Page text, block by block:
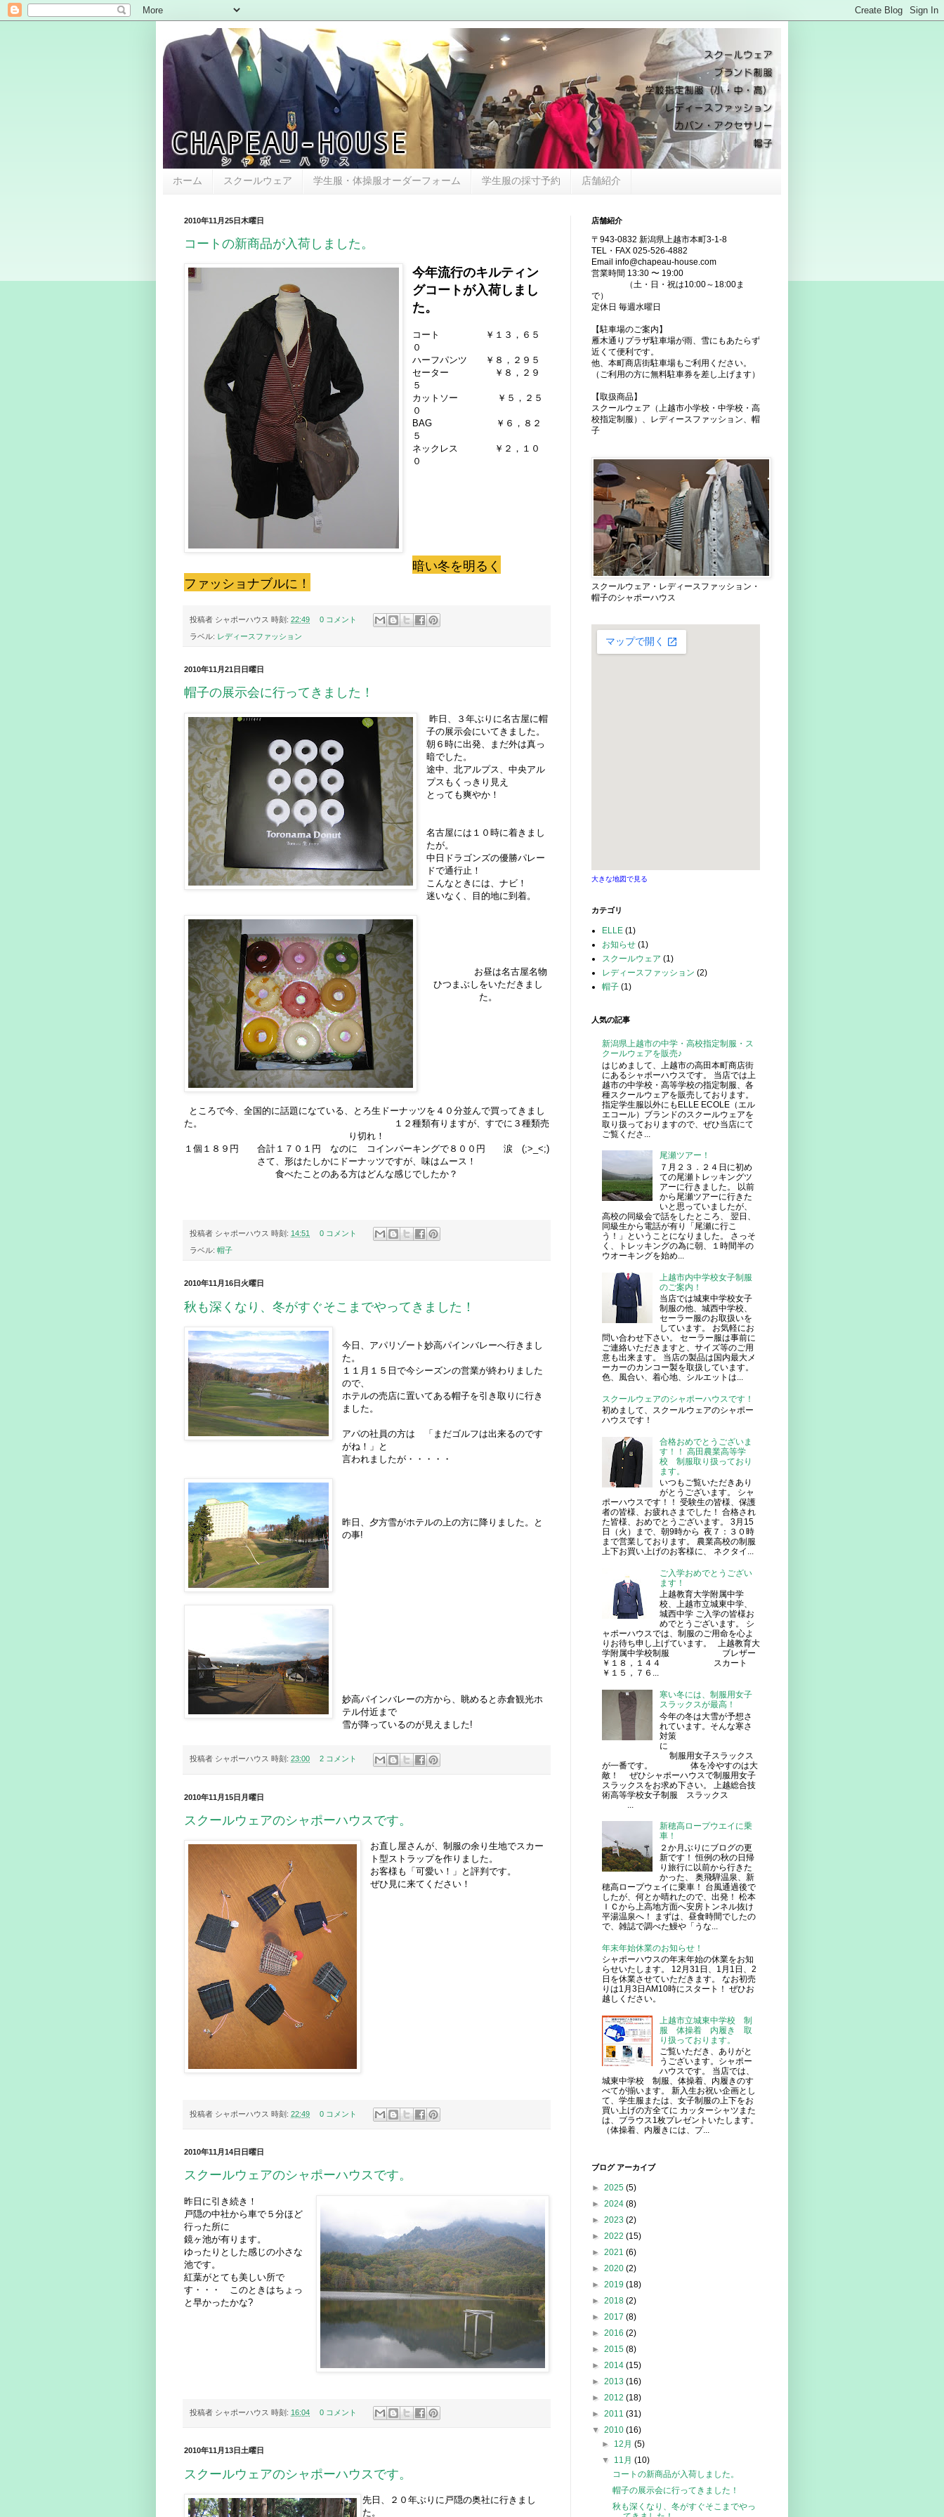
ホーム スクールウェア 学生服・体操服オーダーフォーム 学生服の採寸予約 店舗紹介
2010年11月25日木曜日
コートの新商品が入荷しました。
今年流行のキルティン
グコートが入荷しまし
た。
コート ￥１３，６５
０
ハーフパンツ ￥８，２９５
セーター ￥８，２９
５
カットソー ￥５，２５
０
BAG ￥６，８２
５
ネックレス ￥２，１０
０
暗い冬を明るく
ファッショナブルに！
投稿者 シャポーハウス 時刻: 22:49 0 コメント
ラベル: レディースファッション
2010年11月21日日曜日
帽子の展示会に行ってきました！
昨日、３年ぶりに名古屋に帽
子の展示会にいてきました。
朝６時に出発、まだ外は真っ
暗でした。
途中、北アルプス、中央アル
プスもくっきり見え
とっても爽やか！
名古屋には１０時に着きまし
たが。
中日ドラゴンズの優勝パレー
ドで通行止！
こんなときには、ナビ！
迷いなく、目的地に到着。
お昼は名古屋名物
ひつまぶしをいただきまし
た。
ところで今、全国的に話題になている、とろ生ドーナッツを４０分並んで買ってきまし
た。 １２種類有りますが、すでに３種類売
り切れ！
１個１８９円 合計１７０１円 なのに コインパーキングで８００円 涙 (;>_<;)
さて、形はたしかにドーナッツですが、味はムース！
食べたことのある方はどんな感じでしたか？
投稿者 シャポーハウス 時刻: 14:51 0 コメント
ラベル: 帽子
2010年11月16日火曜日
秋も深くなり、冬がすぐそこまでやってきました！
今日、アパリゾート妙高パインバレーへ行きまし
た。
１１月１５日で今シーズンの営業が終わりました
ので、
ホテルの売店に置いてある帽子を引き取りに行き
ました。
アパの社員の方は 「まだゴルフは出来るのです
がね！」と
言われましたが・・・・・
昨日、夕方雪がホテルの上の方に降りました。と
の事!
妙高パインバレーの方から、眺めると赤倉観光ホ
テル付近まで
雪が降っているのが見えました!
投稿者 シャポーハウス 時刻: 23:00 2 コメント
2010年11月15日月曜日
スクールウェアのシャポーハウスです。
お直し屋さんが、制服の余り生地でスカー
ト型ストラップを作りました。
お客様も「可愛い！」と評判です。
ぜひ見に来てください！
投稿者 シャポーハウス 時刻: 22:49 0 コメント
2010年11月14日日曜日
スクールウェアのシャポーハウスです。
昨日に引き続き！
戸隠の中社から車で５分ほど
行った所に
鏡ヶ池が有ります。
ゆったりとした感じの小さな
池です。
紅葉がとても美しい所で
す・・・ このときはちょっ
と早かったかな?
投稿者 シャポーハウス 時刻: 16:04 0 コメント
2010年11月13日土曜日
スクールウェアのシャポーハウスです。
先日、２０年ぶりに戸隠の奥社に行きまし
た。
店舗紹介
〒943-0832 新潟県上越市本町3-1-8
TEL・FAX 025-526-4882
Email info@chapeau-house.com
営業時間 13:30 〜 19:00
（土・日・祝は10:00～18:00ま
で）
定休日 毎週水曜日
【駐車場のご案内】
雁木通りプラザ駐車場が雨、雪にもあたらず
近くて便利です。
他、本町商店街駐車場もご利用ください。
（ご利用の方に無料駐車券を差し上げます）
【取扱商品】
スクールウェア（上越市小学校・中学校・高
校指定制服）、レディースファッション、帽
子
スクールウェア・レディースファッション・
帽子のシャポーハウス
大きな地図で見る
カテゴリ
ELLE (1)
お知らせ (1)
スクールウェア (1)
レディースファッション (2)
帽子 (1)
人気の記事
新潟県上越市の中学・高校指定制服・ス
クールウェアを販売♪
はじめまして、上越市の高田本町商店街
にあるシャポーハウスです。 当店では上
越市の中学校・高等学校の指定制服、各
種スクールウェアを販売しております。
指定学生服以外にもELLE ECOLE（エル
エコール）ブランドのスクールウェアを
取り扱っておりますので、ぜひ当店にて
ご覧くださ...
尾瀬ツアー！
７月２３．２４日に初め
ての尾瀬トレッキングツ
アーに行きました。 以前
から尾瀬ツアーに行きた
いと思っていましたが、
高校の同級会で話をしたところ、 翌日、
同級生から電話が有り「尾瀬に行こ
う！」ということになりました。 さっそ
く、トレッキングの為に朝、１時間半の
ウオーキングを始め...
上越市内中学校女子制服
のご案内！
当店では城東中学校女子
制服の他、城西中学校、
セーラー服のお取扱いを
しています。 お気軽にお
問い合わせ下さい。 セーラー服は事前に
ご連絡いただきますと、サイズ等のご用
意も出来ます。 当店の製品は国内最大メ
ーカーのカンコー製を取扱しています。
色、風合い、着心地、シルエットは...
スクールウェアのシャポーハウスです！
初めまして、スクールウェアのシャポー
ハウスです！
合格おめでとうございま
す！！ 高田農業高等学
校 制服取り扱っており
ます。
いつもご覧いただきあり
がとうございます。 シャ
ポーハウスです！！ 受験生の皆様、保護
者の皆様、お疲れさまでした！ 合格され
た皆様、おめでとうございます。 3月15
日（火）まで、朝9時から 夜７：３０時
まで営業しております。 農業高校の制服
上下お買い上げのお客様に、 ネクタイ...
ご入学おめでとうござい
ます！
上越教育大学附属中学
校、上越市立城東中学、
城西中学 ご入学の皆様お
めでとうございます。 シ
ャポーハウスでは、制服のご用命を心よ
りお待ち申し上げています。 上越教育大
学附属中学校制服 ブレザー
￥１８，１４４ スカート
￥１５，７６...
寒い冬には、制服用女子
スラックスが最高！
今年の冬は大雪が予想さ
れています。そんな寒さ
対策
に
制服用女子スラックス
が一番です。 体を冷やすのは大
敵！ ぜひシャポーハウスで制服用女子
スラックスをお求め下さい。 上越総合技
術高等学校女子制服 スラックス
新穂高ロープウエイに乗
車！
２か月ぶりにブログの更
新です！ 恒例の秋の日帰
り旅行に以前から行きた
かった、 奥飛騨温泉、新
穂高ロープウェイに乗車！ 台風通過後で
したが、何とか晴れたので、出発！ 松本
ＩＣから上高地方面へ安房トンネル抜け
平湯温泉へ！ まずは、昼食時間でしたの
で、雑誌で調べた鰻や「うな...
年末年始休業のお知らせ！
シャポーハウスの年末年始の休業をお知
らせいたします。 12月31日、1月1日、2
日を休業させていただきます。 なお初売
りは1月3日AM10時にスタート！ ぜひお
越しください。
上越市立城東中学校 制
服 体操着 内履き 取
り扱っております。
ご覧いただき、ありがと
うございます。シャポー
ハウスです。 当店では、
城東中学校 制服、体操着、内履きのす
べてが揃います。 新入生お祝い企画とし
て、学生服または、女子制服の上下をお
買い上げの方全てに カッターシャツまた
は、ブラウス1枚プレゼントいたします。
（体操着、内履きには、プ...
ブログ アーカイブ
► 2025 (5)
► 2024 (8)
► 2023 (2)
► 2022 (15)
► 2021 (6)
► 2020 (2)
► 2019 (18)
► 2018 (2)
► 2017 (8)
► 2016 (2)
► 2015 (8)
► 2014 (15)
► 2013 (16)
► 2012 (18)
► 2011 (31)
▼ 2010 (16)
► 12月(5)
▼ 11月(10)
コートの新商品が入荷しました。
帽子の展示会に行ってきました！
秋も深くなり、冬がすぐそこまでやっ